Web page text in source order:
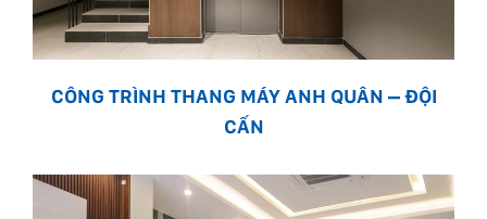
CÔNG TRÌNH THANG MÁY ANH QUÂN – ĐỘI
CẤN